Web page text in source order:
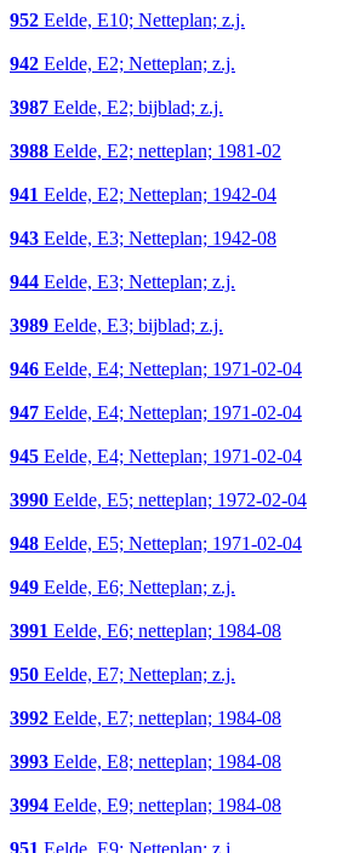
952 Eelde, E10; Netteplan; z.j.
942 Eelde, E2; Netteplan; z.j.
3987 Eelde, E2; bijblad; z.j.
3988 Eelde, E2; netteplan; 1981-02
941 Eelde, E2; Netteplan; 1942-04
943 Eelde, E3; Netteplan; 1942-08
944 Eelde, E3; Netteplan; z.j.
3989 Eelde, E3; bijblad; z.j.
946 Eelde, E4; Netteplan; 1971-02-04
947 Eelde, E4; Netteplan; 1971-02-04
945 Eelde, E4; Netteplan; 1971-02-04
3990 Eelde, E5; netteplan; 1972-02-04
948 Eelde, E5; Netteplan; 1971-02-04
949 Eelde, E6; Netteplan; z.j.
3991 Eelde, E6; netteplan; 1984-08
950 Eelde, E7; Netteplan; z.j.
3992 Eelde, E7; netteplan; 1984-08
3993 Eelde, E8; netteplan; 1984-08
3994 Eelde, E9; netteplan; 1984-08